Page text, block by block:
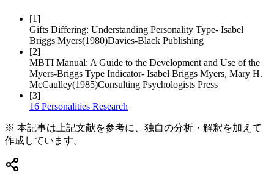
[1]
Gifts Differing: Understanding Personality Type- Isabel
Briggs Myers(1980)Davies-Black Publishing
[2]
MBTI Manual: A Guide to the Development and Use of the
Myers-Briggs Type Indicator- Isabel Briggs Myers, Mary H.
McCaulley(1985)Consulting Psychologists Press
[3]
16 Personalities Research
※ 本記事は上記文献を参考に、独自の分析・解釈を加えて
作成しています。